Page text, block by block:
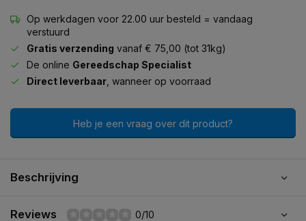
Op werkdagen voor 22.00 uur besteld = vandaag
verstuurd
Gratis verzending vanaf € 75,00 (tot 31kg)
De online Gereedschap Specialist
Direct leverbaar , wanneer op voorraad
Heb je een vraag over dit product?
Beschrijving
Reviews 0/10